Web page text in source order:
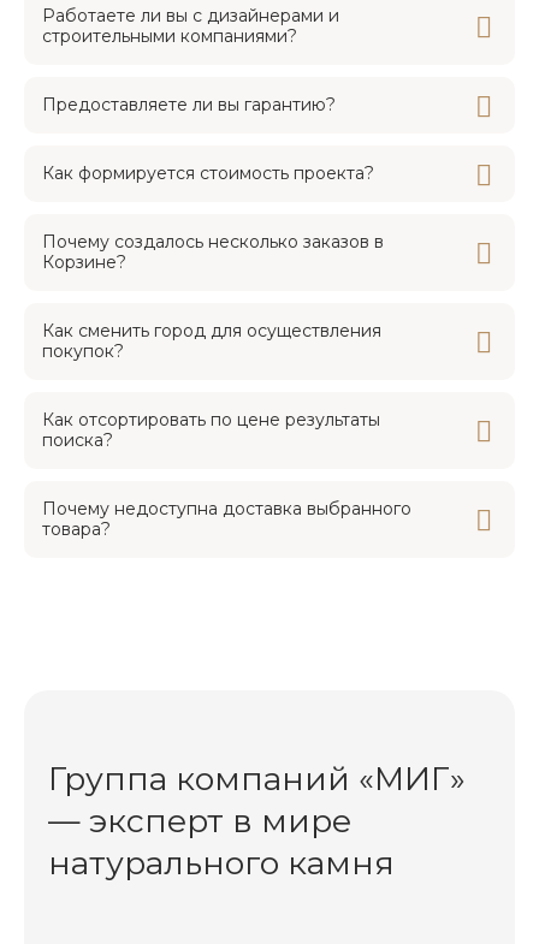
Работаете ли вы с дизайнерами и
строительными компаниями?
Предоставляете ли вы гарантию?
Как формируется стоимость проекта?
Почему создалось несколько заказов в
Корзине?
Как сменить город для осуществления
покупок?
Как отсортировать по цене результаты
поиска?
Почему недоступна доставка выбранного
товара?
Группа компаний «МИГ»
— эксперт в мире
натурального камня